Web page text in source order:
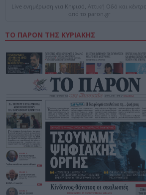
Live ενημέρωση για Κηφισό, Αττική Οδό και
από το paron.gr
ΤΟ ΠΑΡΟΝ ΤΗΣ ΚΥΡΙΑΚΗΣ